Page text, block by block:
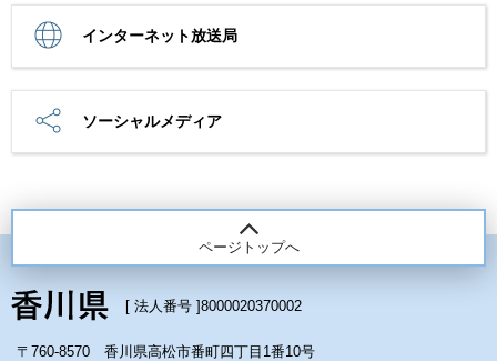
インターネット放送局
ソーシャルメディア
ページトップへ
[ 法人番号 ]8000020370002
〒760-8570 香川県高松市番町四丁目1番10号